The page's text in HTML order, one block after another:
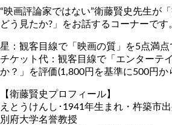
“映画評論家ではない”衛藤賢史先生が
どう見たか?」をお話するコーナーです
星：観客目線で「映画の質」を5点満点
チケット代：観客目線で「エンターテ
か？」を評価(1,800円を基準に500円か
【衛藤賢史プロフィール】
えとうけんし･1941年生まれ・杵築市
別府大学名誉教授